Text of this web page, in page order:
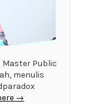
Master Public
menulis
→